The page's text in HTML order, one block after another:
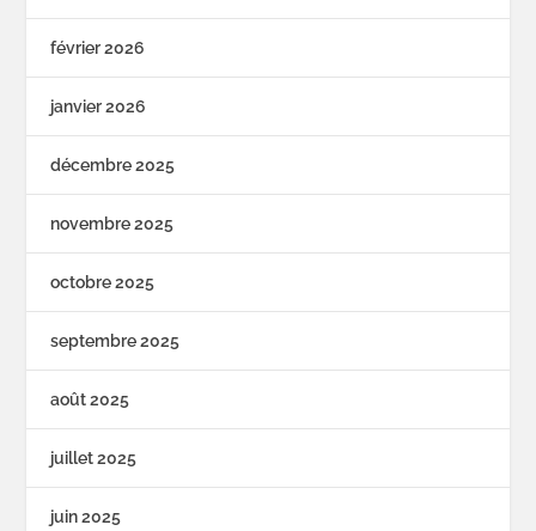
février 2026
janvier 2026
décembre 2025
novembre 2025
octobre 2025
septembre 2025
août 2025
juillet 2025
juin 2025